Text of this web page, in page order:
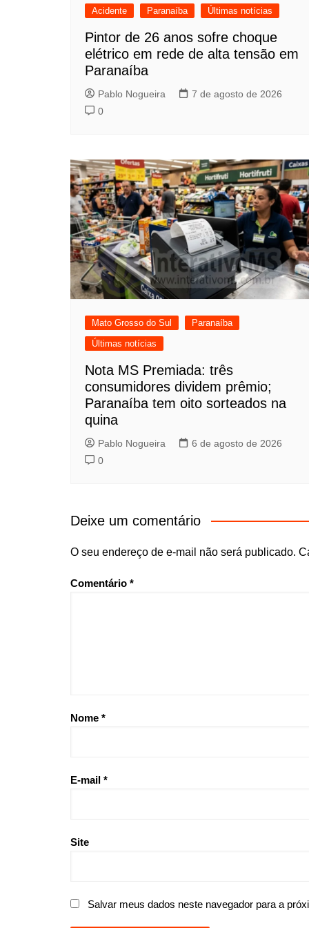
Acidente Paranaíba Últimas notícias
Pintor de 26 anos sofre choque
elétrico em rede de alta tensão em
Paranaíba
Pablo Nogueira
7 de agosto de 2026
0
Mato Grosso do Sul
Paranaíba
Últimas notícias
Nota MS Premiada: três
consumidores dividem prêmio;
Paranaíba tem oito sorteados na
quina
Pablo Nogueira
6 de agosto de 2026
0
Deixe um comentário
O seu endereço de e-mail não será publicado.
Comentário *
Nome *
E-mail *
Site
Salvar meus dados neste navegador para a